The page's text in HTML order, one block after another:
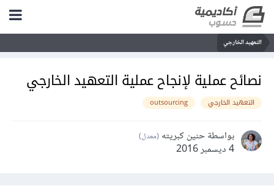
التعهيد الخارجي
نصائح عملية لإنجاح عملية التعهيد الخارجي
التعهيد الخارجي outsourcing
بواسطة حنين كبريته (معدل)
4 ديسمبر 2016